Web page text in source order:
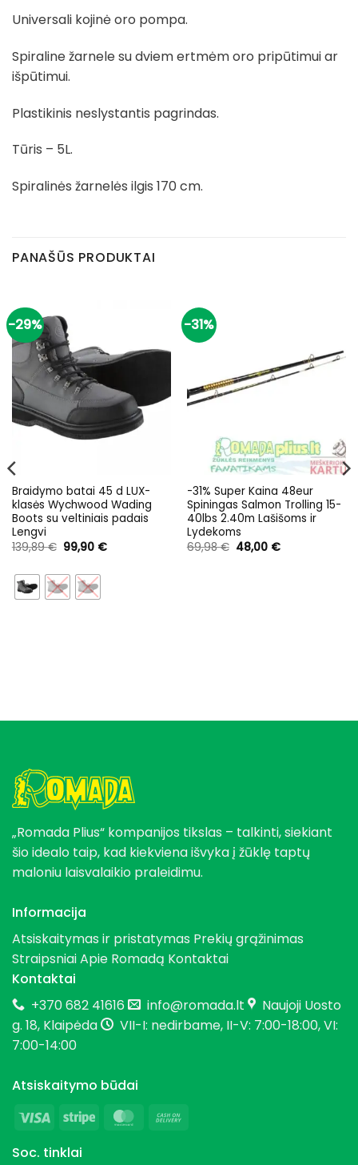
Universali kojinė oro pompa.
Spiraline žarnele su dviem ertmėm oro pripūtimui ar
išpūtimui.
Plastikinis neslystantis pagrindas.
Tūris – 5L.
Spiralinės žarnelės ilgis 170 cm.
PANAŠŪS PRODUKTAI
-29%
Braidymo batai 45 d LUX-
klasės Wychwood Wading
Boots su veltiniais padais
Lengvi
139,89€ Original
price
139,89 €.
99,90 €Current
-31%
-31% Super Kaina 48eur
Spiningas Salmon Trolling 15-
40lbs 2.40m Lašišoms ir
Lydekoms
69,98€ Original
price
48,00 €Current
„Romada Plius“ kompanijos tikslas – talkinti, siekiant
šio idealo taip, kad kiekviena išvyka į žūklę taptų
maloniu laisvalaikio praleidimu.
Informacija
Atsiskaitymas ir pristatymas Prekių grąžinimas
StraipsniaiApie Romadą Kontaktai
Kontaktai
+370 682 41616
info@romada.lt
Naujoji Uosto
g. 18, Klaipėda
VII-I: nedirbame, II-V: 7:00-18:00, VI:
7:00-14:00
Atsiskaitymo būdai
Visa
Stripe MasterCard
Soc. tinklai